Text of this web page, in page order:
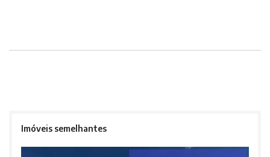
Imóveis semelhantes